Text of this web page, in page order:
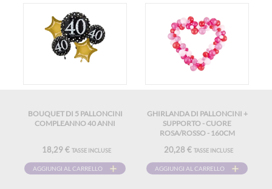
BOUQUET DI 5 PALLONCINI
COMPLEANNO 40 ANNI
18,29 € TASSE INCLUSE
AGGIUNGI AL CARRELLO
GHIRLANDA DI PALLONCINI +
SUPPORTO - CUORE
ROSA/ROSSO - 160CM
20,28 € TASSE INCLUSE
AGGIUNGI AL CARRELLO